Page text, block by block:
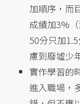
加順序，而
成績加3%
50分只加
慮到廢墟少
實作學習的
進入職場，